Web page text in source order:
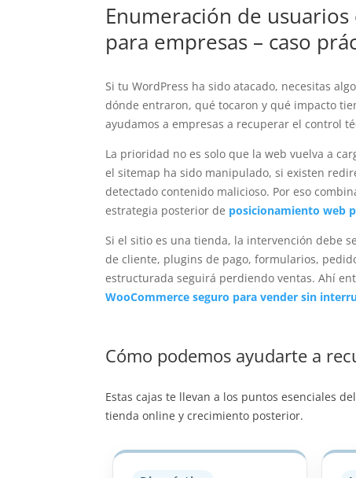
Enumeración de
para empresas – caso
Si tu WordPress ha sido atacado, necesitas
dónde entraron, qué tocaron y qué impacto
ayudamos a empresas a recuperar el control
La prioridad no es solo que la web vuelva a
el sitemap ha sido manipulado, si existen
detectado contenido malicioso. Por eso
estrategia posterior de posicionamiento web
Si el sitio es una tienda, la intervención debe
de cliente, plugins de pago, formularios,
estructurada seguirá perdiendo ventas. Ahí
WooCommerce seguro para vender sin
Cómo podemos ayudarte a
Estas cajas te llevan a los puntos esenciales
tienda online y crecimiento posterior.